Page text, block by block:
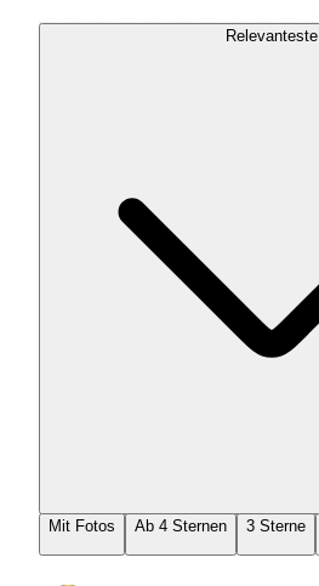
Relevanteste
Mit Fotos Ab 4 Sternen 3 Sterne